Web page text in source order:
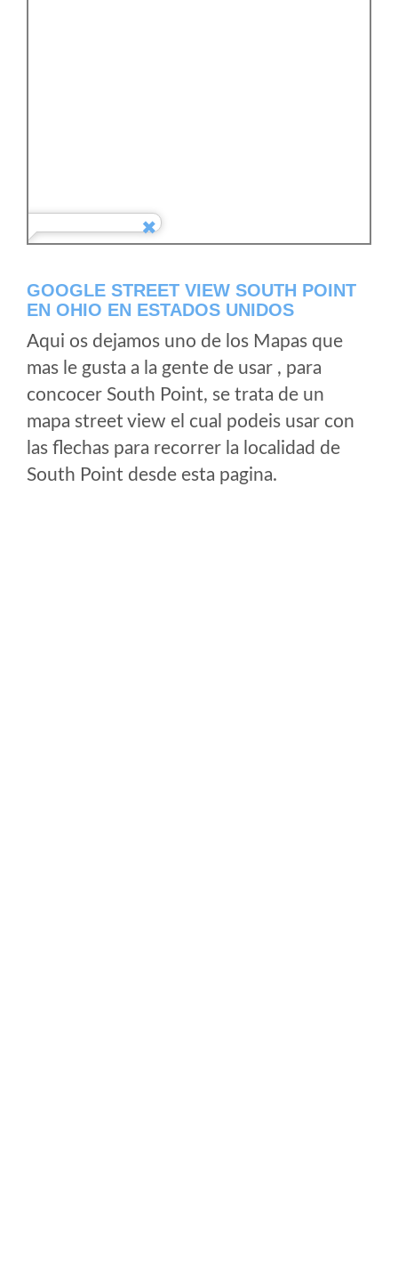
GOOGLE STREET VIEW SOUTH POINT
EN OHIO EN ESTADOS UNIDOS
Aqui os dejamos uno de los Mapas que
mas le gusta a la gente de usar , para
concocer South Point, se trata de un
mapa street view el cual podeis usar con
las flechas para recorrer la localidad de
South Point desde esta pagina.